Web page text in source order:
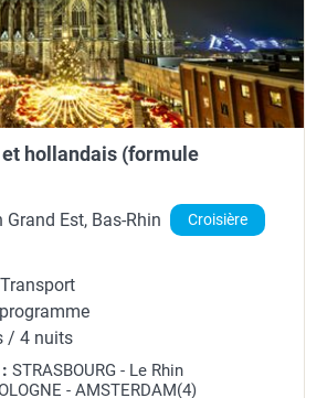
hollandais (formule
Grand Est, Bas-Rhin Croisière
/ 4 nuits
STRASBOURG - Le Rhin
- AMSTERDAM(4)